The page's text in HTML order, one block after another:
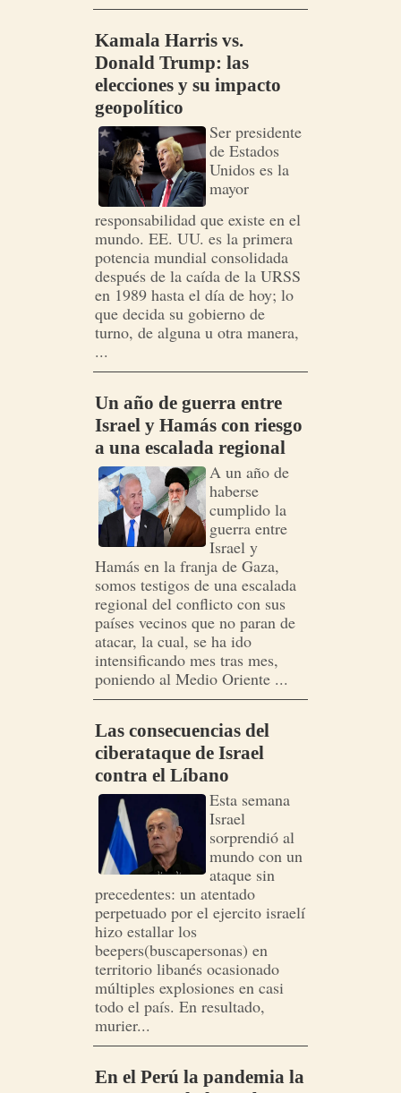
Kamala Harris vs.
Donald Trump: las
elecciones y su impacto
geopolítico
Ser presidente
de Estados
Unidos es la
mayor
responsabilidad que existe en el
mundo. EE. UU. es la primera
potencia mundial consolidada
después de la caída de la URSS
en 1989 hasta el día de hoy; lo
que decida su gobierno de
turno, de alguna u otra manera,
...
Un año de guerra entre
Israel y Hamás con riesgo
a una escalada regional
A un año de
haberse
cumplido la
guerra entre
Israel y
Hamás en la franja de Gaza,
somos testigos de una escalada
regional del conflicto con sus
países vecinos que no paran de
atacar, la cual, se ha ido
intensificando mes tras mes,
poniendo al Medio Oriente ...
Las consecuencias del
ciberataque de Israel
contra el Líbano
Esta semana
Israel
sorprendió al
mundo con un
ataque sin
precedentes: un atentado
perpetuado por el ejercito israelí
hizo estallar los
beepers(buscapersonas) en
territorio libanés ocasionado
múltiples explosiones en casi
todo el país. En resultado,
murier...
En el Perú la pandemia la